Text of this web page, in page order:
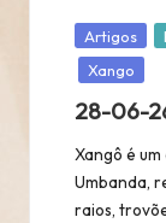
Posted
in
Artigos
Xango
28-06-
Xangô é
Umbanda,
raios,